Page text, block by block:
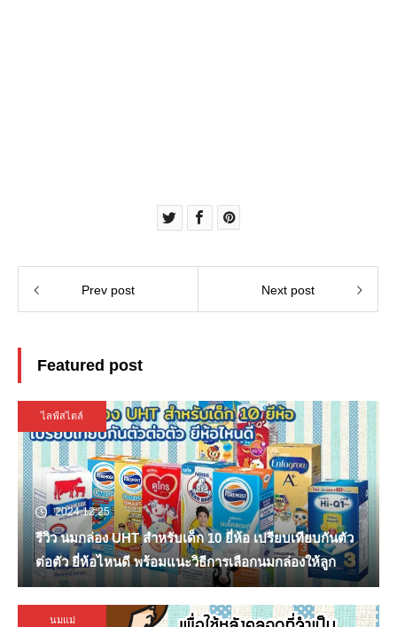
Prev post Next post
Featured post
ไลฟ์สไตล์
2024.12.25
รีวิว นมกล่อง UHT สำหรับเด็ก 10 ยี่ห้อ เปรียบเทียบกันตัว
ต่อตัว ยี่ห้อไหนดี พร้อมแนะวิธีการเลือกนมกล่องให้ลูก
นมแม่